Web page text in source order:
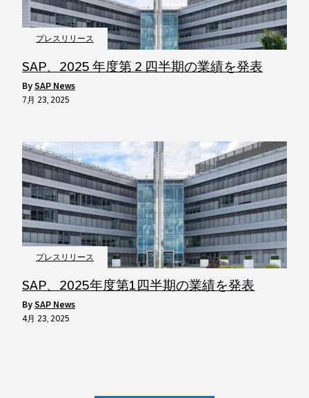
プレスリリース
SAP、2025 年度第 2 四半期の業績を発表
by SAP News
7月 23, 2025
プレスリリース
SAP、2025年度第1四半期の業績を発表
by SAP News
4月 23, 2025